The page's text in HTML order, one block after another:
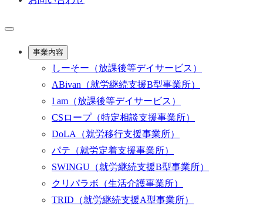
事業内容
しーそー （放課後等デイサービス）
ABivan （就労継続支援B型事業所）
I am （放課後等デイサービス）
CSロープ（特定相談支援事業所）
DoLA
（就労移行支援事業所）
パテ （就労定着支援事業所）
SWINGU （就労継続支援B型事業所）
クリパラボ （生活介護事業所）
TRID （就労継続支援A型事業所）